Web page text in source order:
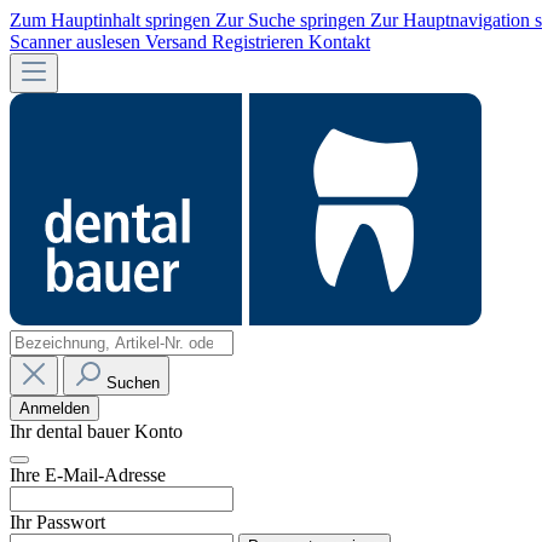
Zum Hauptinhalt springen Zur Suche springen Zur Hauptnavigation
Scanner auslesen Versand Registrieren Kontakt
Suchen
Anmelden
Ihr dental bauer Konto
Ihre E-Mail-Adresse
Ihr Passwort